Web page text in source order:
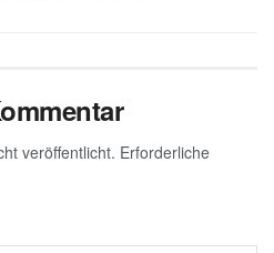
veröffentlicht. Erforderliche